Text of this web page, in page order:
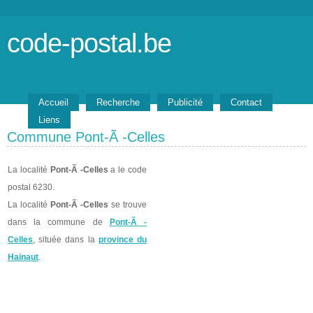
code-postal.be
Accueil Recherche Publicité
Contact
Liens
Commune Pont-Ã -Celles
La localité Pont-Ã -Celles a le code
postal 6230.
La localité Pont-Ã -Celles se trouve
dans la commune de
Pont-Ã -
Celles, située dans la province du
Hainaut.